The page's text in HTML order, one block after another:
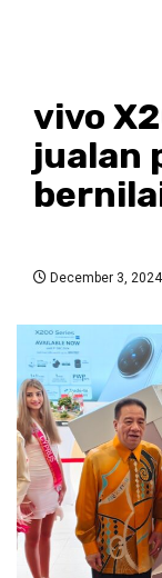
vivo
jualan
December 3, 2024